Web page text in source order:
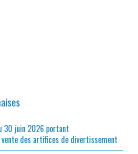
30 juin 2026 portant
des artifices de divertissement